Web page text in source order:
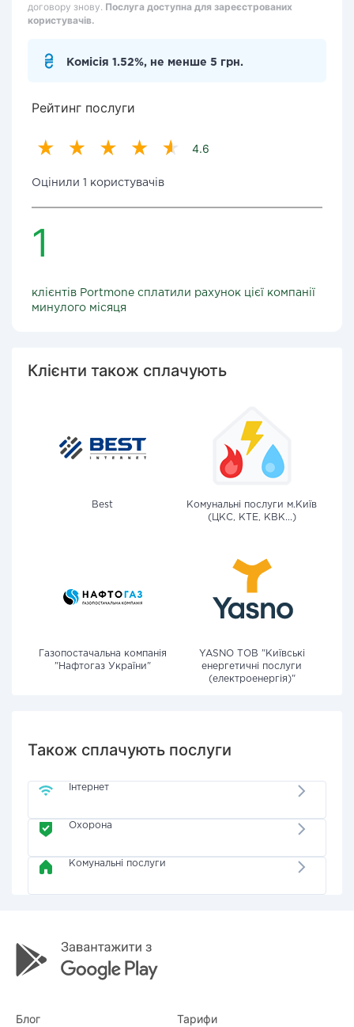
договору знову. Послуга доступна для зареєстрованих
користувачів.
Комісія 1.52%, не менше 5 грн.
Рейтинг послуги
4.6
Оцінили 1 користувачів
1
клієнтів Portmone сплатили рахунок цієї компанії
минулого місяця
Клієнти також сплачують
Best
Комунальні послуги м.Київ
(ЦКС, КТЕ, КВК...)
Газопостачальна компанія
"Нафтогаз України"
YASNO ТОВ "Київські
енергетичні послуги
(електроенергія)"
Також сплачують послуги
Інтернет
Охорона
Комунальні послуги
Блог Тарифи